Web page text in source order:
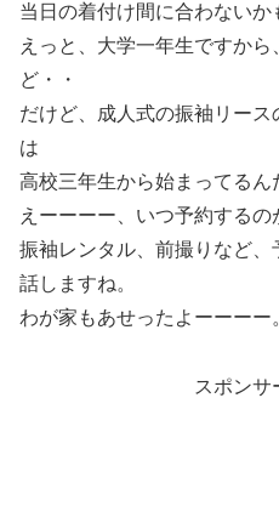
当日の着付け間に合わないか
えっと、大学一年生ですか
ど・・
だけど、成人式の振袖リー
は
高校三年生から始まってるん
えーーーー、いつ予約するの
振袖レンタル、前撮りなど
話しますね。
わが家もあせったよーーーー
スポンサ